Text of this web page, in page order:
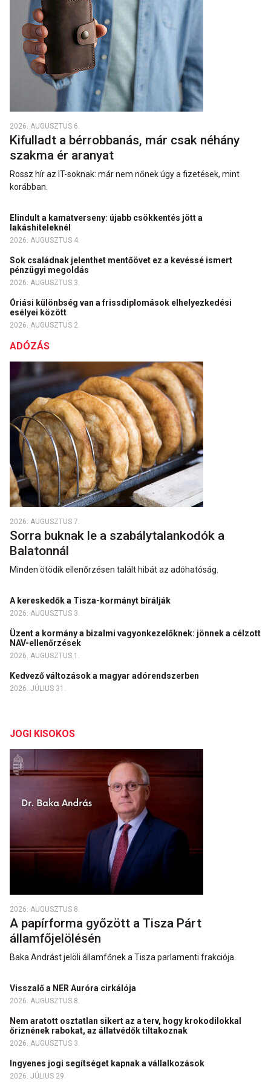
2026. AUGUSZTUS 6.
Kifulladt a bérrobbanás, már csak néhány
szakma ér aranyat
Rossz hír az IT-soknak: már nem nőnek úgy a fizetések, mint
korábban.
Elindult a kamatverseny: újabb csökkentés jött a
lakáshiteleknél
2026. AUGUSZTUS 4.
Sok családnak jelenthet mentőövet ez a kevéssé ismert
pénzügyi megoldás
2026. AUGUSZTUS 3.
Óriási különbség van a frissdiplomások elhelyezkedési
esélyei között
2026. AUGUSZTUS 2.
ADÓZÁS
2026. AUGUSZTUS 7.
Sorra buknak le a szabálytalankodók a
Balatonnál
Minden ötödik ellenőrzésen talált hibát az adóhatóság.
A kereskedők a Tisza-kormányt bírálják
2026. AUGUSZTUS 3.
Üzent a kormány a bizalmi vagyonkezelőknek: jönnek a célzott
NAV-ellenőrzések
2026. AUGUSZTUS 1.
Kedvező változások a magyar adórendszerben
2026. JÚLIUS 31.
JOGI KISOKOS
2026. AUGUSZTUS 8.
A papírforma győzött a Tisza Párt
államfőjelölésén
Baka Andrást jelöli államfőnek a Tisza parlamenti frakciója.
Visszalő a NER Auróra cirkálója
2026. AUGUSZTUS 8.
Nem aratott osztatlan sikert az a terv, hogy krokodilokkal
őriznének rabokat, az állatvédők tiltakoznak
2026. AUGUSZTUS 3.
Ingyenes jogi segítséget kapnak a vállalkozások
2026. JÚLIUS 29.